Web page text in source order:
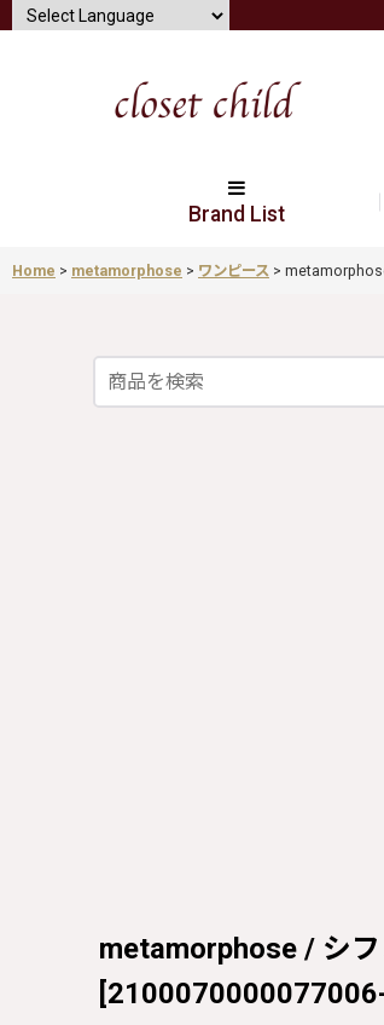
Brand List
Home > metamorphose > ワンピース >
metamorphose / シ
[